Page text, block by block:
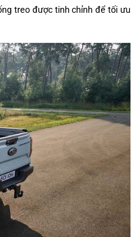
treo được tinh chỉnh để tối ưu